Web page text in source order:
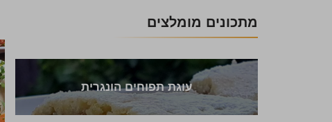
מתכונים מומלצים
עוגת תפוחים הונגרית